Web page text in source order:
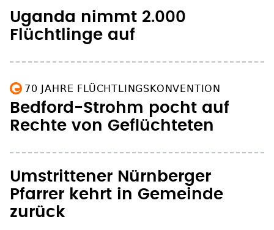
Uganda nimmt 2.000
Flüchtlinge auf
70 JAHRE FLÜCHTLINGSKONVENTION
Bedford-Strohm pocht auf
Rechte von Geflüchteten
Umstrittener Nürnberger
Pfarrer kehrt in Gemeinde
zurück